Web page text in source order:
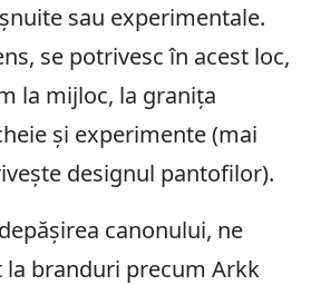
sau experimentale.
se potrivesc în acest loc,
la mijloc, la granița
și experimente (mai
designul pantofilor).
canonului, ne
branduri precum Arkk